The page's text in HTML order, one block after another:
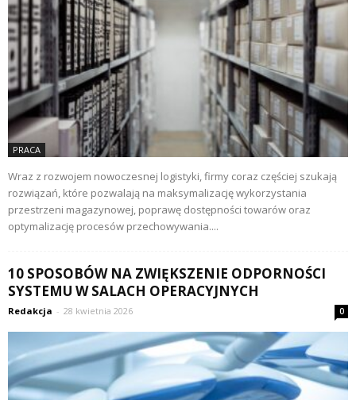
PRACA
Wraz z rozwojem nowoczesnej logistyki, firmy coraz częściej szukają
rozwiązań, które pozwalają na maksymalizację wykorzystania
przestrzeni magazynowej, poprawę dostępności towarów oraz
optymalizację procesów przechowywania....
10 SPOSOBÓW NA ZWIĘKSZENIE ODPORNOŚCI
SYSTEMU W SALACH OPERACYJNYCH
Redakcja - 28 kwietnia 2026 0